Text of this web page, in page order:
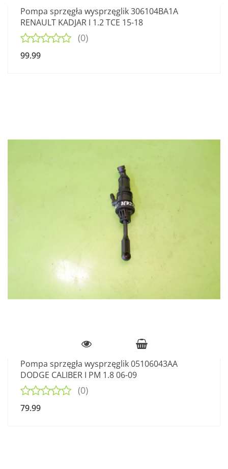
Pompa sprzęgła wysprzęglik 306104BA1A
RENAULT KADJAR I 1.2 TCE 15-18
(0)
99.99
Pompa sprzęgła wysprzęglik 05106043AA
DODGE CALIBER I PM 1.8 06-09
(0)
79.99